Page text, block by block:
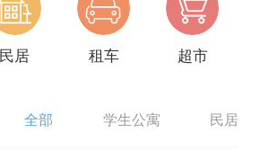
民居 租车 超市
全部 学生公寓 民居